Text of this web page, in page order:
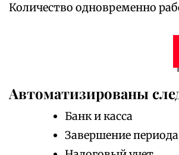
Количество одновременно
Автоматизированы
Банк и касса
Завершение периода